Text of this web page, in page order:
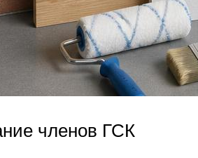
членов ГСК